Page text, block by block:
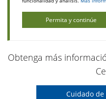
Permita y continúe
Obtenga más
Cuidado de